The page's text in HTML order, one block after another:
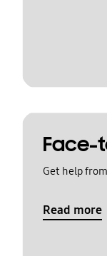
Face-
Get help
Read more